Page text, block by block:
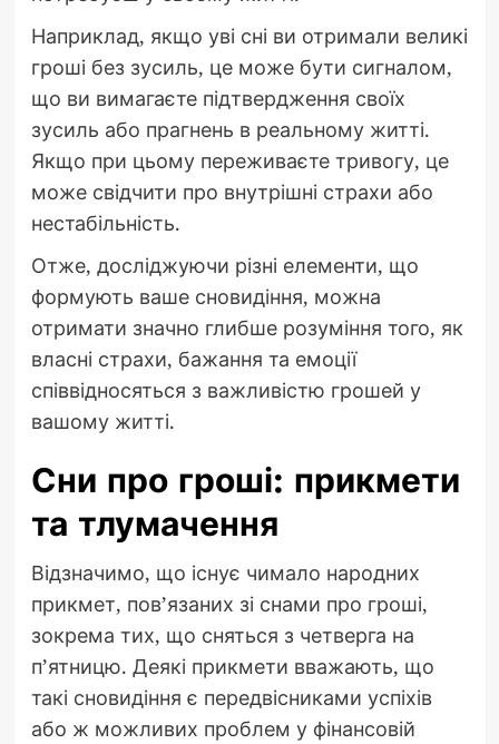
Наприклад, якщо уві сні ви отримали великі
гроші без зусиль, це може бути сигналом,
що ви вимагаєте підтвердження своїх
зусиль або прагнень в реальному житті.
Якщо при цьому переживаєте тривогу, це
може свідчити про внутрішні страхи або
нестабільність.
Отже, досліджуючи різні елементи, що
формують ваше сновидіння, можна
отримати значно глибше розуміння того, як
власні страхи, бажання та емоції
співвідносяться з важливістю грошей у
вашому житті.
Сни про гроші: прикмети
та тлумачення
Відзначимо, що існує чимало народних
прикмет, пов’язаних зі снами про гроші,
зокрема тих, що сняться з четверга на
п’ятницю. Деякі прикмети вважають, що
такі сновидіння є передвісниками успіхів
або ж можливих проблем у фінансовій